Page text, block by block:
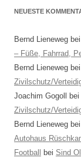
NEUESTE
Bernd Lieneweg bei
– Füße, Fahrrad,
Bernd Lieneweg bei
Zivilschutz/
Joachim Gogoll
bei
Zivilschutz/
Bernd Lieneweg bei
Autohaus
Football
bei Sind